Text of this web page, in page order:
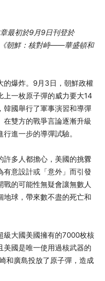
最初於9月9日刊登於
《朝鮮：核對峙——華盛頓和
的爆炸。9月3日，朝鮮政權
上一枚原子彈的威力要大14
韓國舉行了軍事演習和導彈
雙方的戰爭言論逐漸升級
進一步的導彈試驗。
許多人都擔心，美國的挑釁
有意設計或「意外」而引發
的可能性無疑會讓無數人
地球，帶來數不盡的死亡和
級大國美國擁有的7000枚核
美國是唯一使用過核武器的
和廣島投放了原子彈，造成